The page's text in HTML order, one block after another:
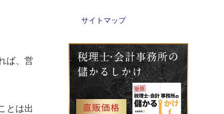
ば、営
とは出
サイトマップ